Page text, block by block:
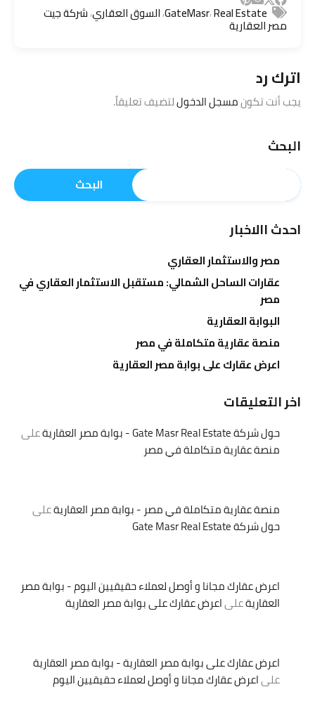
GateMasr,Real Estate
,السوق العقاري,شركة جيت
مصر العقارية
اترك رد
يجب أنت تكونمسجل الدخوللتضيف تعليقاً.
البحث
البحث
احدث االاخبار
مصر والاستثمار العقاري
عقارات الساحل الشمالي: مستقبل الاستثمار العقاري في
مصر
البوابة العقارية
منصة عقارية متكاملة في مصر
اعرض عقارك على بوابة مصر العقارية
اخر التعليقات
حول شركة Gate Masr Real Estate - بوابة مصر العقارية
على
منصة عقارية متكاملة في مصر
منصة عقارية متكاملة في مصر - بوابة مصر العقاريةعلى
حول شركة Gate Masr Real Estate
اعرض عقارك مجانا و أوصل لعملاء حقيقيين اليوم - بوابة مصر
العقاريةعلىاعرض عقارك على بوابة مصر العقارية
اعرض عقارك على بوابة مصر العقارية - بوابة مصر العقارية
علىاعرض عقارك مجانا و أوصل لعملاء حقيقيين اليوم